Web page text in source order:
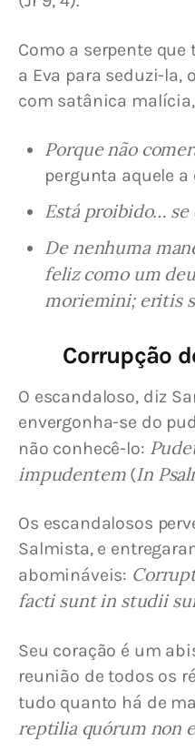
Como a serpente
a Eva para seduzi-la,
com satânica
Porque não
pergunta aquele
Está proibido…
De nenhuma
feliz como um
moriemini; eritis
Corrupção
O escandaloso, diz
envergonha-se do
não conhecê-lo:
impudentem (In
Os escandalosos
Salmista, e
abomináveis:
facti sunt in studii
Seu coração é um
reunião de todos os
tudo quanto há de
reptilia quórum non